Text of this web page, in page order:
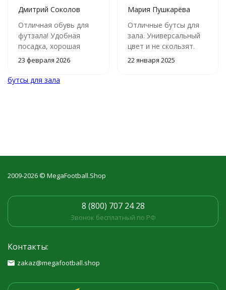
Дмитрий Соколов
Отличная обувь для
футзала! Удобная
посадка, хорошая
вентиляция и
надежное сцепление с
покрытием.
23 февраля 2026
Мария Пушкарёва
Отличные бутсы для
зала. Универсальный
цвет и не скользят.
Сыну очень
понравились.
22 января 2025
бутсы для зала
2009-2026 © MegaFootball.Shop
8 (800) 707 24 28
Звонок бесплатный по РФ
Контакты:
zakaz@megafootball.shop